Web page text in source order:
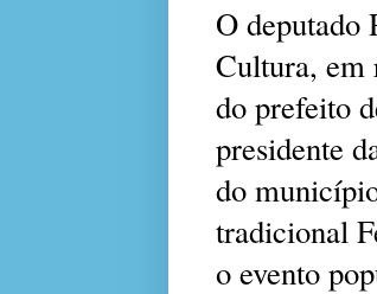
O deputado
Cultura,
do prefeito
presidente
do
tradicional
o evento